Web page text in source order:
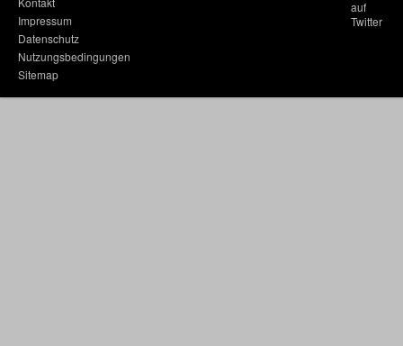
Impressum
Datenschutz
Nutzungsbedingungen
Sitemap